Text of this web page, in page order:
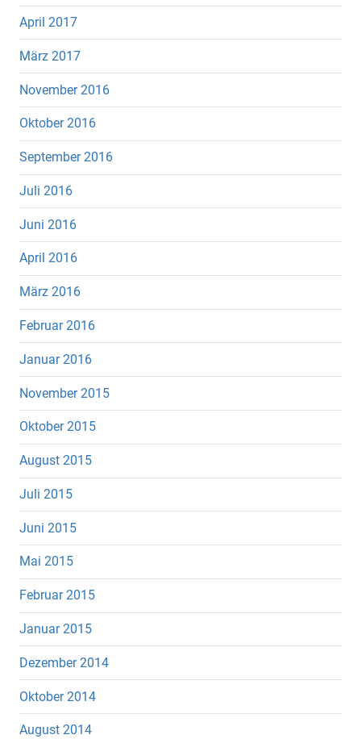
April 2017
März 2017
November 2016
Oktober 2016
September 2016
Juli 2016
Juni 2016
April 2016
März 2016
Februar 2016
Januar 2016
November 2015
Oktober 2015
August 2015
Juli 2015
Juni 2015
Mai 2015
Februar 2015
Januar 2015
Dezember 2014
Oktober 2014
August 2014